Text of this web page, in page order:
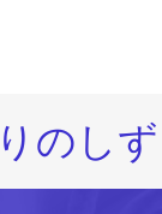
のし